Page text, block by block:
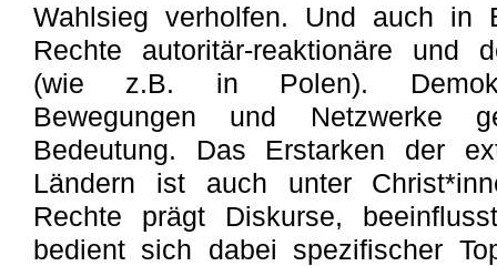
Wahlsieg verholfen. Und auch in
Rechte autoritär-reaktionäre und
(wie z.B. in Polen).
Bewegungen und Netzwerke
Bedeutung. Das Erstarken der
Ländern ist auch unter
Rechte prägt Diskurse,
bedient sich dabei spezifischer